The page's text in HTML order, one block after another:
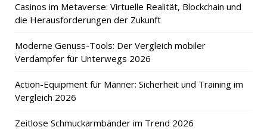
Casinos im Metaverse: Virtuelle Realität, Blockchain und
die Herausforderungen der Zukunft
Moderne Genuss-Tools: Der Vergleich mobiler
Verdampfer für Unterwegs 2026
Action-Equipment für Männer: Sicherheit und Training im
Vergleich 2026
Zeitlose Schmuckarmbänder im Trend 2026